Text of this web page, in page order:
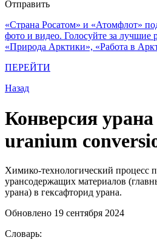
Отправить
«Страна Росатом» и «Атомфлот»
фото и видео. Голосуйте за лучшие
«Природа Арктики», «Работа в
ПЕРЕЙТИ
Назад
Конверсия урана
uranium
Химико-технологический процесс
урансодержащих материалов
урана) в гексафторид урана.
Обновлено 19 сентября 2024
Словарь: